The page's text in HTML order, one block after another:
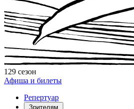
129 сезон
Афиша и билеты
Репертуар
Зрителям